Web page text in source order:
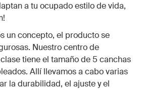
a tu ocupado estilo de vida,
un concepto, el producto se
Nuestro centro de
tiene el tamaño de 5 canchas
Allí llevamos a cabo varias
la durabilidad, el ajuste y el